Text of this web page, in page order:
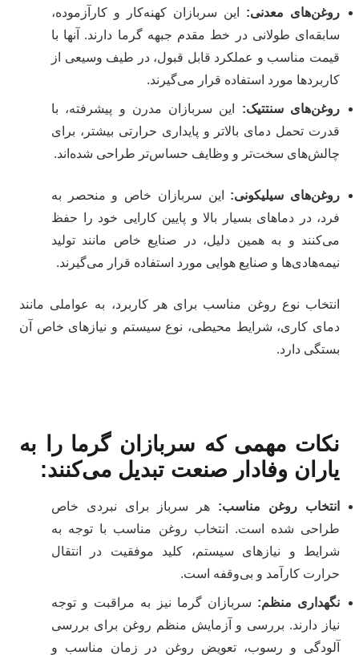
روغن‌های معدنی: این سربازان کهنه‌کار و کارآزموده،
سابقه‌ای طولانی در خط مقدم جبهه گرما دارند. آنها با
قیمت مناسب و عملکرد قابل قبول، در طیف وسیعی از
کاربردها مورد استفاده قرار می‌گیرند.
روغن‌های سنتتیک: این سربازان مدرن و پیشرفته، با
قدرت تحمل دمای بالاتر و پایداری حرارتی بیشتر، برای
چالش‌های سخت‌تر و وظایف حساس‌تر طراحی شده‌اند.
روغن‌های سیلیکونی: این سربازان خاص و منحصر به
فرد، در دماهای بسیار بالا و پایین کارایی خود را حفظ
می‌کنند و به همین دلیل، در صنایع خاص مانند تولید
نیمه‌هادی‌ها و صنایع هوایی مورد استفاده قرار می‌گیرند.
انتخاب نوع روغن مناسب برای هر کاربرد، به عواملی مانند
دمای کاری، شرایط محیطی، نوع سیستم و نیازهای خاص آن
بستگی دارد.
نکات مهمی که سربازان گرما را به
یاران وفادار صنعت تبدیل می‌کنند:
انتخاب روغن مناسب: هر سرباز برای نبردی خاص
طراحی شده است. انتخاب روغن مناسب با توجه به
شرایط و نیازهای سیستم، کلید موفقیت در انتقال
حرارت کارآمد و بی‌وقفه است.
نگهداری منظم: سربازان گرما نیز به مراقبت و توجه
نیاز دارند. بررسی و آزمایش منظم روغن برای بررسی
آلودگی و رسوب، تعویض روغن در زمان مناسب و